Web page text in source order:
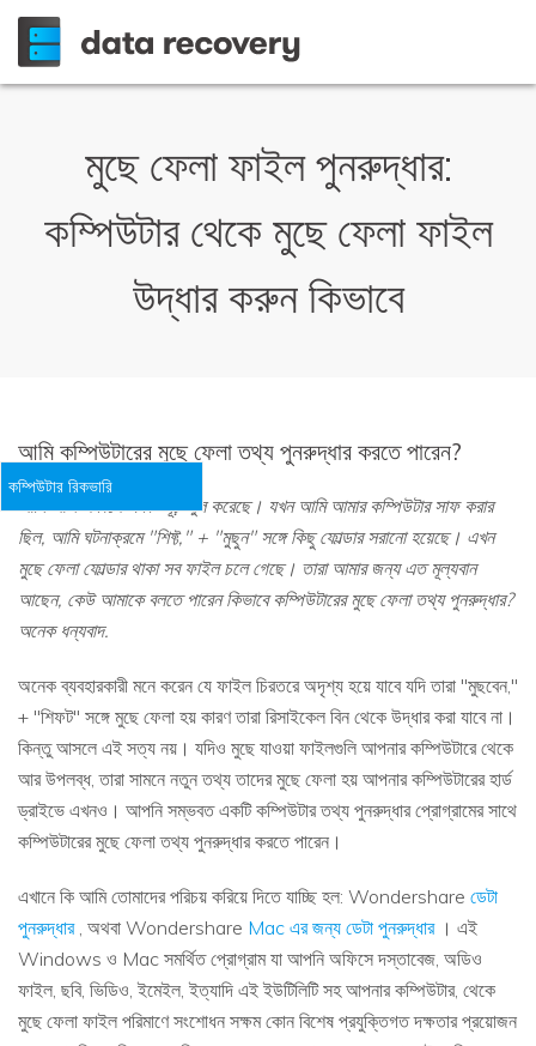
মুছে ফেলা ফাইল পুনরুদ্ধার:
কম্পিউটার থেকে মুছে ফেলা ফাইল
উদ্ধার করুন কিভাবে
আমি কম্পিউটারের মুছে ফেলা তথ্য পুনরুদ্ধার করতে পারেন?
আমি আজ সকালে একটি মূঢ় ভুল করেছে। যখন আমি আমার কম্পিউটার সাফ করার
ছিল, আমি ঘটনাক্রমে "শিফ্ট," + "মুছুন" সঙ্গে কিছু ফোল্ডার সরানো হয়েছে। এখন
মুছে ফেলা ফোল্ডার থাকা সব ফাইল চলে গেছে। তারা আমার জন্য এত মূল্যবান
আছেন, কেউ আমাকে বলতে পারেন কিভাবে কম্পিউটারের মুছে ফেলা তথ্য পুনরুদ্ধার?
অনেক ধন্যবাদ.
অনেক ব্যবহারকারী মনে করেন যে ফাইল চিরতরে অদৃশ্য হয়ে যাবে যদি তারা "মুছবেন,"
+ "শিফট" সঙ্গে মুছে ফেলা হয় কারণ তারা রিসাইকেল বিন থেকে উদ্ধার করা যাবে না।
কিন্তু আসলে এই সত্য নয়। যদিও মুছে যাওয়া ফাইলগুলি আপনার কম্পিউটারে থেকে
আর উপলব্ধ, তারা সামনে নতুন তথ্য তাদের মুছে ফেলা হয় আপনার কম্পিউটারের হার্ড
ড্রাইভে এখনও। আপনি সম্ভবত একটি কম্পিউটার তথ্য পুনরুদ্ধার প্রোগ্রামের সাথে
কম্পিউটারের মুছে ফেলা তথ্য পুনরুদ্ধার করতে পারেন।
এখানে কি আমি তোমাদের পরিচয় করিয়ে দিতে যাচ্ছি হল: Wondershare ডেটা
পুনরুদ্ধার, অথবা Wondershare Mac এর জন্য ডেটা পুনরুদ্ধার। এই
Windows ও Mac সমর্থিত প্রোগ্রাম যা আপনি অফিসে দস্তাবেজ, অডিও
ফাইল, ছবি, ভিডিও, ইমেইল, ইত্যাদি এই ইউটিলিটি সহ আপনার কম্পিউটার, থেকে
মুছে ফেলা ফাইল পরিমাণে সংশোধন সক্ষম কোন বিশেষ প্রযুক্তিগত দক্ষতার প্রয়োজন
কম্পিউটার রিকভারি